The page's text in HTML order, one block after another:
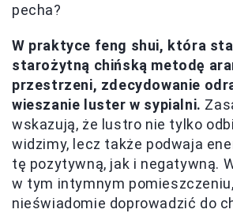
pecha?
W praktyce feng shui, która
starożytną chińską metodę
przestrzeni, zdecydowanie
wieszanie luster w sypialni.
wskazują, że lustro nie tylko
widzimy, lecz także podwaja
tę pozytywną, jak i negatywną.
w tym intymnym
nieświadomie doprowadzić do